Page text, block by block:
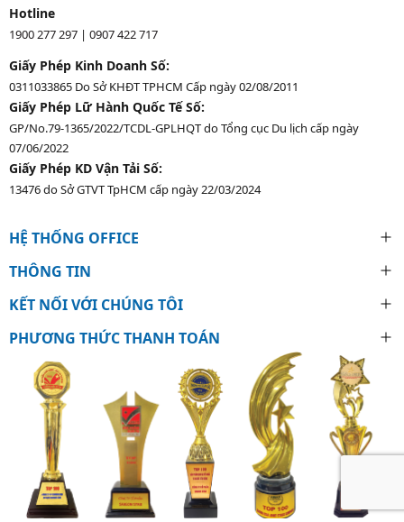
Hotline
1900 277 297 | 0907 422 717
Giấy Phép Kinh Doanh Số:
0311033865 Do Sở KHĐT TPHCM Cấp ngày 02/08/2011
Giấy Phép Lữ Hành Quốc Tế Số:
GP/No.79-1365/2022/TCDL-GPLHQT do Tổng cục Du lịch cấp ngày
07/06/2022
Giấy Phép KD Vận Tải Số:
13476 do Sở GTVT TpHCM cấp ngày 22/03/2024
HỆ THỐNG OFFICE
THÔNG TIN
KẾT NỐI VỚI CHÚNG TÔI
PHƯƠNG THỨC THANH TOÁN